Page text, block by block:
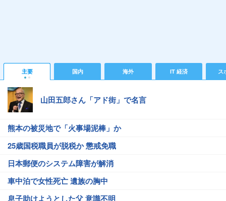
主要 国内 海外 IT 経済 ス
山田五郎さん「アド街」で名言
熊本の被災地で「火事場泥棒」か
25歳国税職員が脱税か 懲戒免職
日本郵便のシステム障害が解消
車中泊で女性死亡 遺族の胸中
息子助けようとした父 意識不明